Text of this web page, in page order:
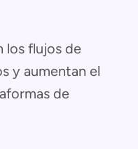
los flujos de
y aumentan el
de